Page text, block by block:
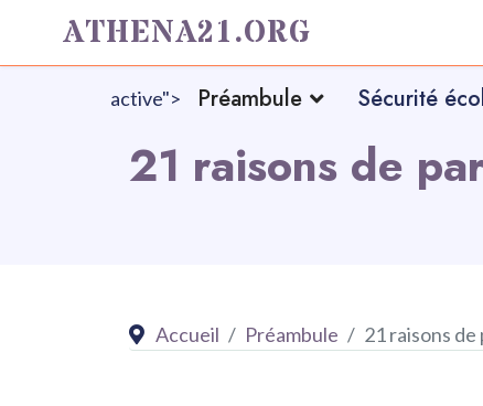
ATHENA21.ORG
active"> Préambule Sécurité
21 raisons de
Accueil Préambule 21 raisons